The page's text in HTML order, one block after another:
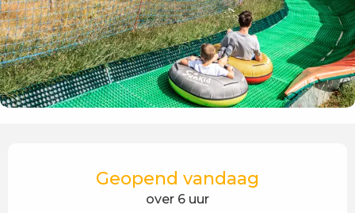
Geopend vandaag
over 6 uur